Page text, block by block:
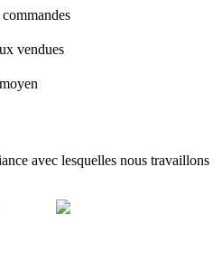
vendues
avec lesquelles nous travaillons